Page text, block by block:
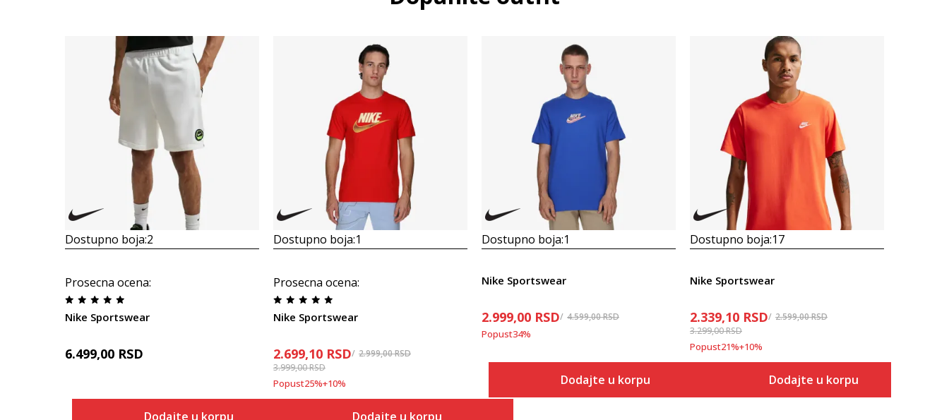
Dostupno boja:2
Prosecna ocena:
Nike Sportswear
6.499,00 RSD
Dodajte u korpu
Dostupno boja:1
Prosecna ocena:
Nike Sportswear
2.699,10 RSD 2.999,00RSD
3.999,00RSD
Popust25%+10%
Dodajte u korpu
Dostupno boja:1
Nike Sportswear
2.999,00 RSD 4.599,00RSD
Popust34%
Dodajte u korpu
Dostupno boja:17
Nike Sportswear
2.339,10 RSD 2.599,00RSD
3.299,00RSD
Popust21%+10%
Dodajte u korpu